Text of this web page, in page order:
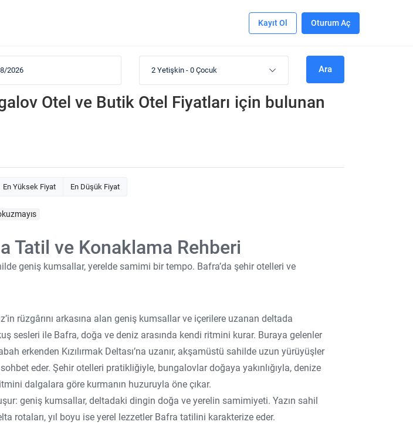
Kayıt Ol Oturum Aç
2 Yetişkin - 0 Çocuk Ara
Otel ve Butik Otel Fiyatları için bulunan
En Yüksek Fiyat En Düşük Fiyat
Tatil ve Konaklama Rehberi
geniş kumsallar, yerelde samimi bir tempo. Bafra’da şehir otelleri ve
rüzgârını arkasına alan geniş kumsallar ve içerilere uzanan deltada
sesleri ile Bafra, doğa ve deniz arasında kendi ritmini kurar. Buraya gelenler
erkenden Kızılırmak Deltası’na uzanır, akşamüstü sahilde uzun yürüyüşler
eder. Şehir otelleri pratikliğiyle, bungalovlar doğaya yakınlığıyla, denize
dalgalara göre kurmanın huzuruyla öne çıkar.
geniş kumsallar, deltadaki dingin doğa ve yerelin samimiyeti. Yazın sahil
rotaları, yıl boyu ise yerel lezzetler Bafra tatilini karakterize eder.